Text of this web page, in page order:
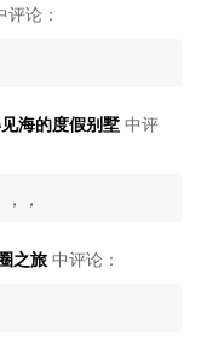
评论：
海的度假别墅 中评
，
之旅 中评论：